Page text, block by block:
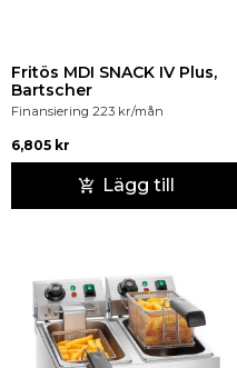
Fritös MDI SNACK IV Plus,
Bartscher
Finansiering 223 kr/mån
6,805 kr
Lägg till